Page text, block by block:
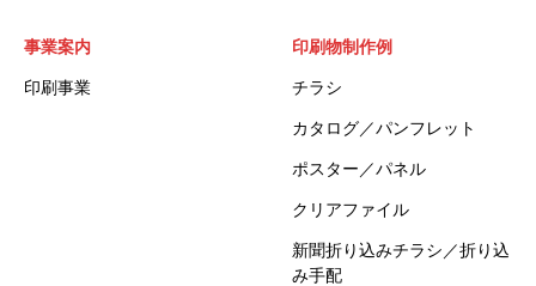
事業案内
印刷事業
印刷物制作例
チラシ
カタログ／パンフレット
ポスター／パネル
クリアファイル
新聞折り込みチラシ／折り込
み手配